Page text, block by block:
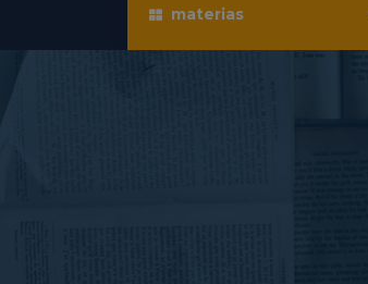
materias